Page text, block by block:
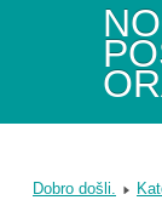
Dobro došli.